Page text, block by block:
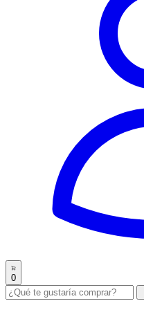
0